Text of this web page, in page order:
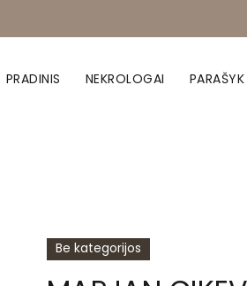
PRADINIS NEKROLOGAI
Be kategorijos